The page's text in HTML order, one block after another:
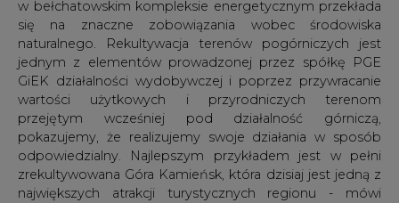
GiEK działalności wydobywczej i poprzez przywracanie
wartości użytkowych i przyrodniczych terenom
przejętym wcześniej pod działalność górniczą,
pokazujemy, że realizujemy swoje działania w sposób
odpowiedzialny. Najlepszym przykładem jest w pełni
zrekultywowana Góra Kamieńsk, która dzisiaj jest jedną z
największych atrakcji turystycznych regionu - mówi
Robert Ostrowski, prezes zarządu PGE Górnictwo i
Energetyka Konwencjonalna.
Na szczycie wzniesienia znajduje się elektrownia wiatrowa